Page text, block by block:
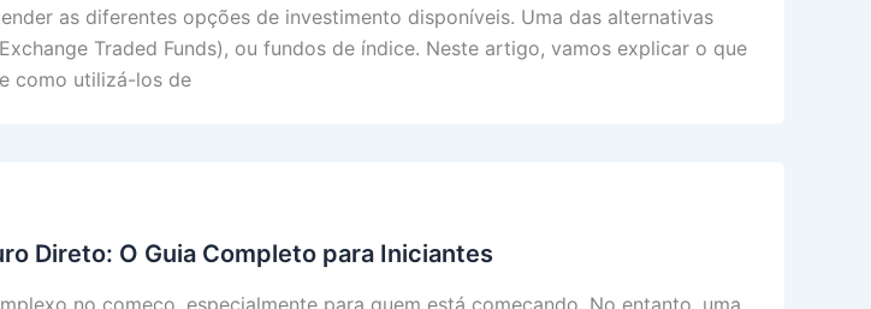
as diferentes opções de investimento disponíveis. Uma das alternativas
Traded Funds), ou fundos de índice. Neste artigo, vamos explicar o que
como utilizá-los de
Direto: O Guia Completo para Iniciantes
no começo, especialmente para quem está começando. No entanto, uma